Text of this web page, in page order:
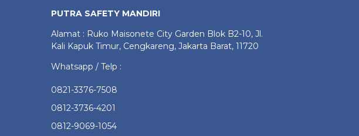
PUTRA SAFETY MANDIRI
Alamat : Ruko Maisonete City Garden Blok B2-10, Jl.
Kali Kapuk Timur, Cengkareng, Jakarta Barat, 11720
Whatsapp / Telp :
0821-3376-7508
0812-3736-4201
0812-9069-1054